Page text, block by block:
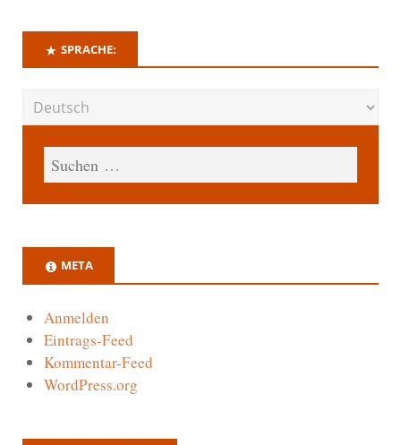
SPRACHE:
META
Anmelden
Eintrags-Feed
Kommentar-Feed
WordPress.org